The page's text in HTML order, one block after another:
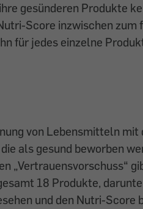
gesünderen Produkte
Score inzwischen zum
für jedes einzelne
von Lebensmitteln
als gesund beworben
„Vertrauensvorschuss“
18 Produkte,
und den Nutri-Score